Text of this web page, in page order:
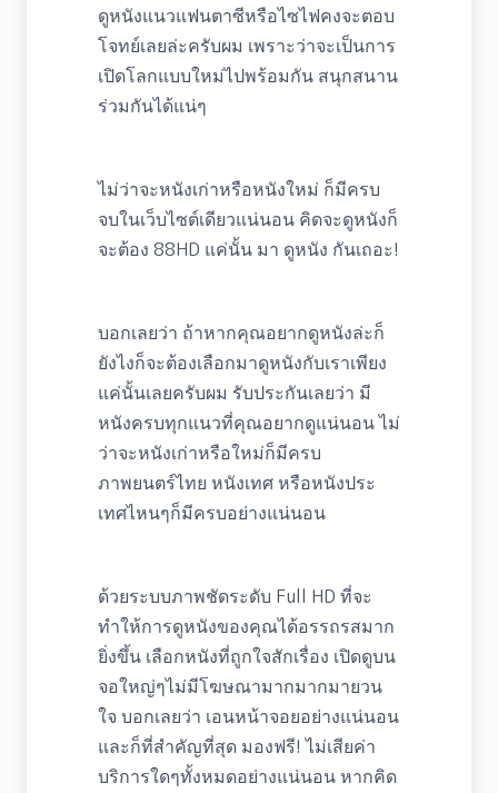
ดูหนังแนวแฟนตาซีหรือไซไฟคงจะตอบ
โจทย์เลยล่ะครับผม เพราะว่าจะเป็นการ
เปิดโลกแบบใหม่ไปพร้อมกัน สนุกสนาน
ร่วมกันได้แน่ๆ
ไม่ว่าจะหนังเก่าหรือหนังใหม่ ก็มีครบ
จบในเว็บไซต์เดียวแน่นอน คิดจะดูหนังก็
จะต้อง 88HD แค่นั้น มา ดูหนัง กันเถอะ!
บอกเลยว่า ถ้าหากคุณอยากดูหนังล่ะก็
ยังไงก็จะต้องเลือกมาดูหนังกับเราเพียง
แค่นั้นเลยครับผม รับประกันเลยว่า มี
หนังครบทุกแนวที่คุณอยากดูแน่นอน ไม่
ว่าจะหนังเก่าหรือใหม่ก็มีครบ
ภาพยนตร์ไทย หนังเทศ หรือหนังประ
เทศไหนๆก็มีครบอย่างแน่นอน
ด้วยระบบภาพชัดระดับ Full HD ที่จะ
ทำให้การดูหนังของคุณได้อรรถรสมาก
ยิ่งขึ้น เลือกหนังที่ถูกใจสักเรื่อง เปิดดูบน
จอใหญ่ๆไม่มีโฆษณามากมากมายวน
ใจ บอกเลยว่า เอนหน้าจอยอย่างแน่นอน
และก็ที่สำคัญที่สุด มองฟรี! ไม่เสียค่า
บริการใดๆทั้งหมดอย่างแน่นอน หากคิด